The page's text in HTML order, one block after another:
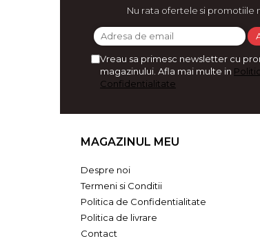
Nu rata ofertele si promotiile
Vreau sa primesc newsletter cu
magazinului. Afla mai multe in
Confidentialitate
MAGAZINUL MEU
Despre noi
Termeni si Conditii
Politica de Confidentialitate
Politica de livrare
Contact